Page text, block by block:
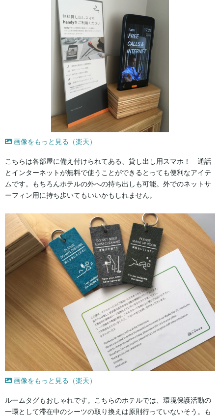
画像をもっと見る（楽天）
こちらは各部屋に備え付けられてある、貸し出し用スマホ！ 通話
とインターネットが無料で使うことができるとっても便利なアイテ
ムです。もちろんホテルの外への持ち出しも可能。外でのネットサ
ーフィン用に持ち歩いてもいいかもしれません。
画像をもっと見る（楽天）
ルームタグもおしゃれです。こちらのホテルでは、環境保護活動の
一環として滞在中のシーツの取り換えは原則行っていないそう。も